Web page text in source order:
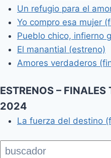
Un refugio para el
Yo compro esa mujer
Pueblo chico, infierno
El manantial (estreno)
Amores verdaderos
ESTRENOS –
2024
La fuerza del destino
Buscar